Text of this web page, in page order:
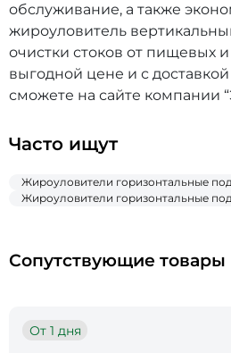
обслуживание, а также
жироуловитель
очистки стоков от пищевых
выгодной цене и с
сможете на сайте компании
Часто ищут
Жироуловители горизонтальные
Жироуловители горизонтальные
Сопутствующие товары
От 1 дня